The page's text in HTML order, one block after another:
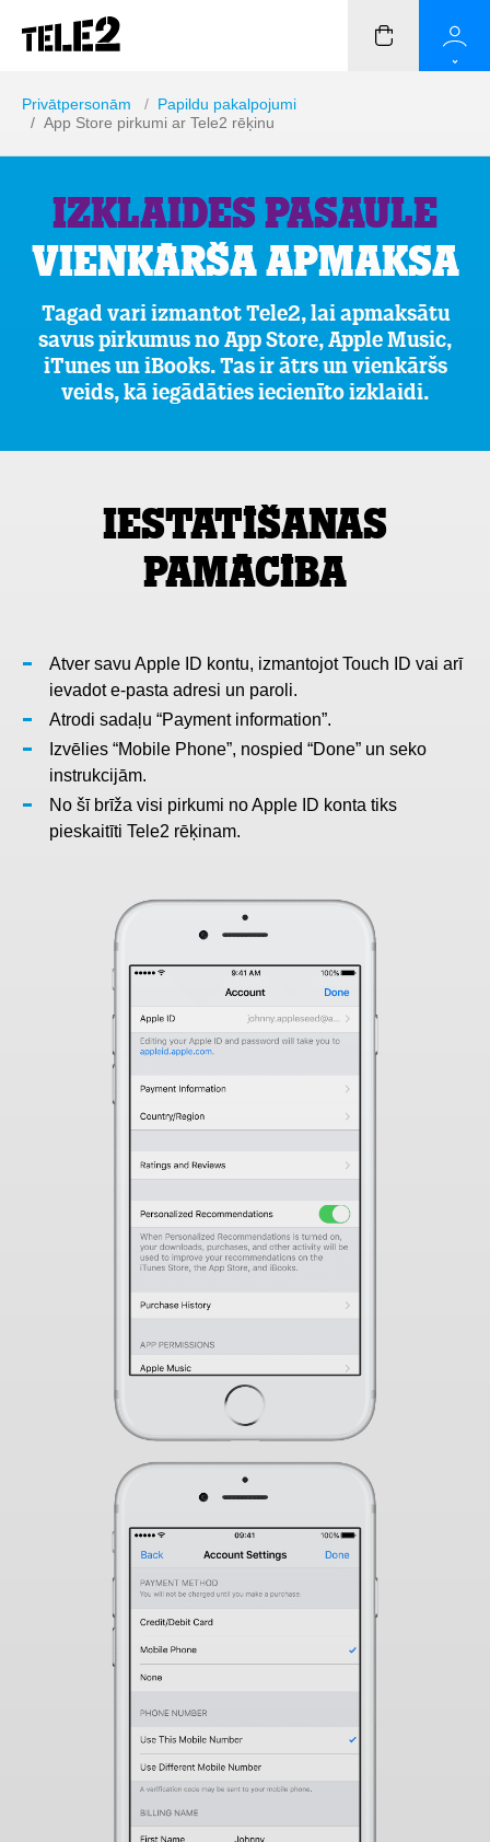
Privātpersonām / Papildu pakalpojumi
/ App Store pirkumi ar Tele2 rēķinu
Izklaides pasaule
Vienkārša apmaksa
Tagad vari izmantot Tele2, lai apmaksātu
savus pirkumus no App Store, Apple Music,
iTunes un iBooks. Tas ir ātrs un vienkāršs
veids, kā iegādāties iecienīto izklaidi.
Iestatīšanas
pamācība
Atver savu Apple ID kontu, izmantojot Touch ID vai arī
ievadot e-pasta adresi un paroli.
Atrodi sadaļu “Payment information”.
Izvēlies “Mobile Phone”, nospied “Done” un seko
instrukcijām.
No šī brīža visi pirkumi no Apple ID konta tiks
pieskaitīti Tele2 rēķinam.